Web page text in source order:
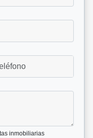
inmobiliarias